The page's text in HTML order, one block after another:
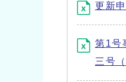
更新
第1号
三号